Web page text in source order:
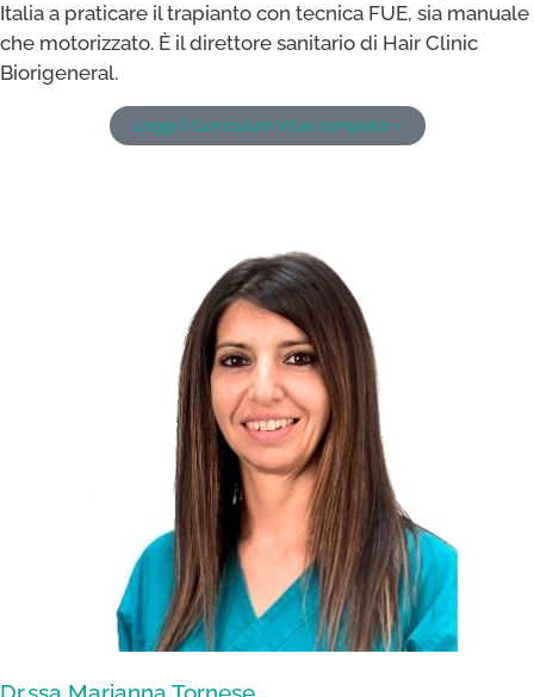
Italia a praticare il trapianto con tecnica FUE, sia manuale
che motorizzato. È il direttore sanitario di Hair Clinic
Biorigeneral.
Leggi il Curriculum Vitae completo >
Dr.ssa Marianna Tornese​